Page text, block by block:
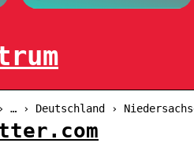
› Deutschland ›